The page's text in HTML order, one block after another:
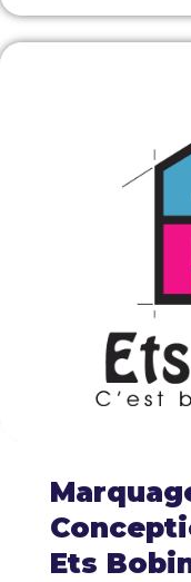
Ets